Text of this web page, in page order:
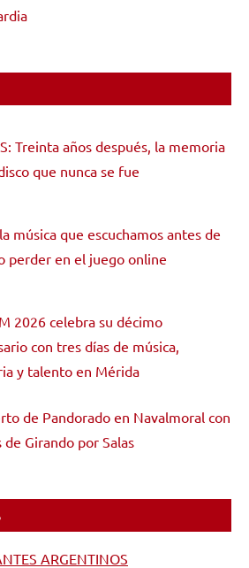
Treinta años después, la memoria
que nunca se fue
música que escuchamos antes de
perder en el juego online
2026 celebra su décimo
con tres días de música,
y talento en Mérida
de Pandorado en Navalmoral con
de Girando por Salas
ARGENTINOS